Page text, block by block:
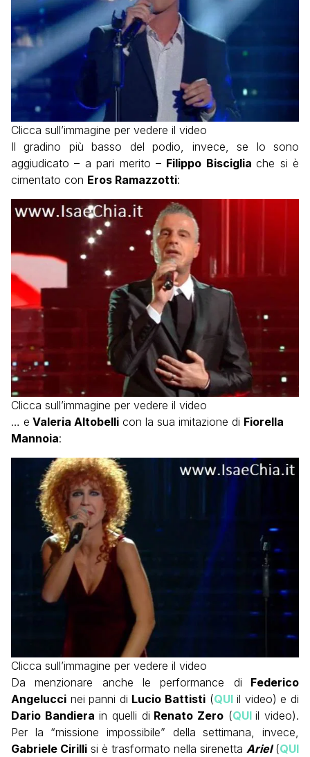
Clicca sull’immagine per vedere il video
Il gradino più basso del podio, invece, se lo sono
aggiudicato – a pari merito – Filippo Biscigliache si è
cimentato con Eros Ramazzotti:
Clicca sull’immagine per vedere il video
… e Valeria Altobelli con la sua imitazione di Fiorella
Mannoia:
Clicca sull’immagine per vedere il video
Da menzionare anche le performance di Federico
Angelucci nei panni di Lucio Battisti (QUIil video) e di
Dario Bandiera in quelli di Renato Zero (QUIil video).
Per la “missione impossibile” della settimana, invece,
Gabriele Cirilli si è trasformato nella sirenetta Ariel(QUI